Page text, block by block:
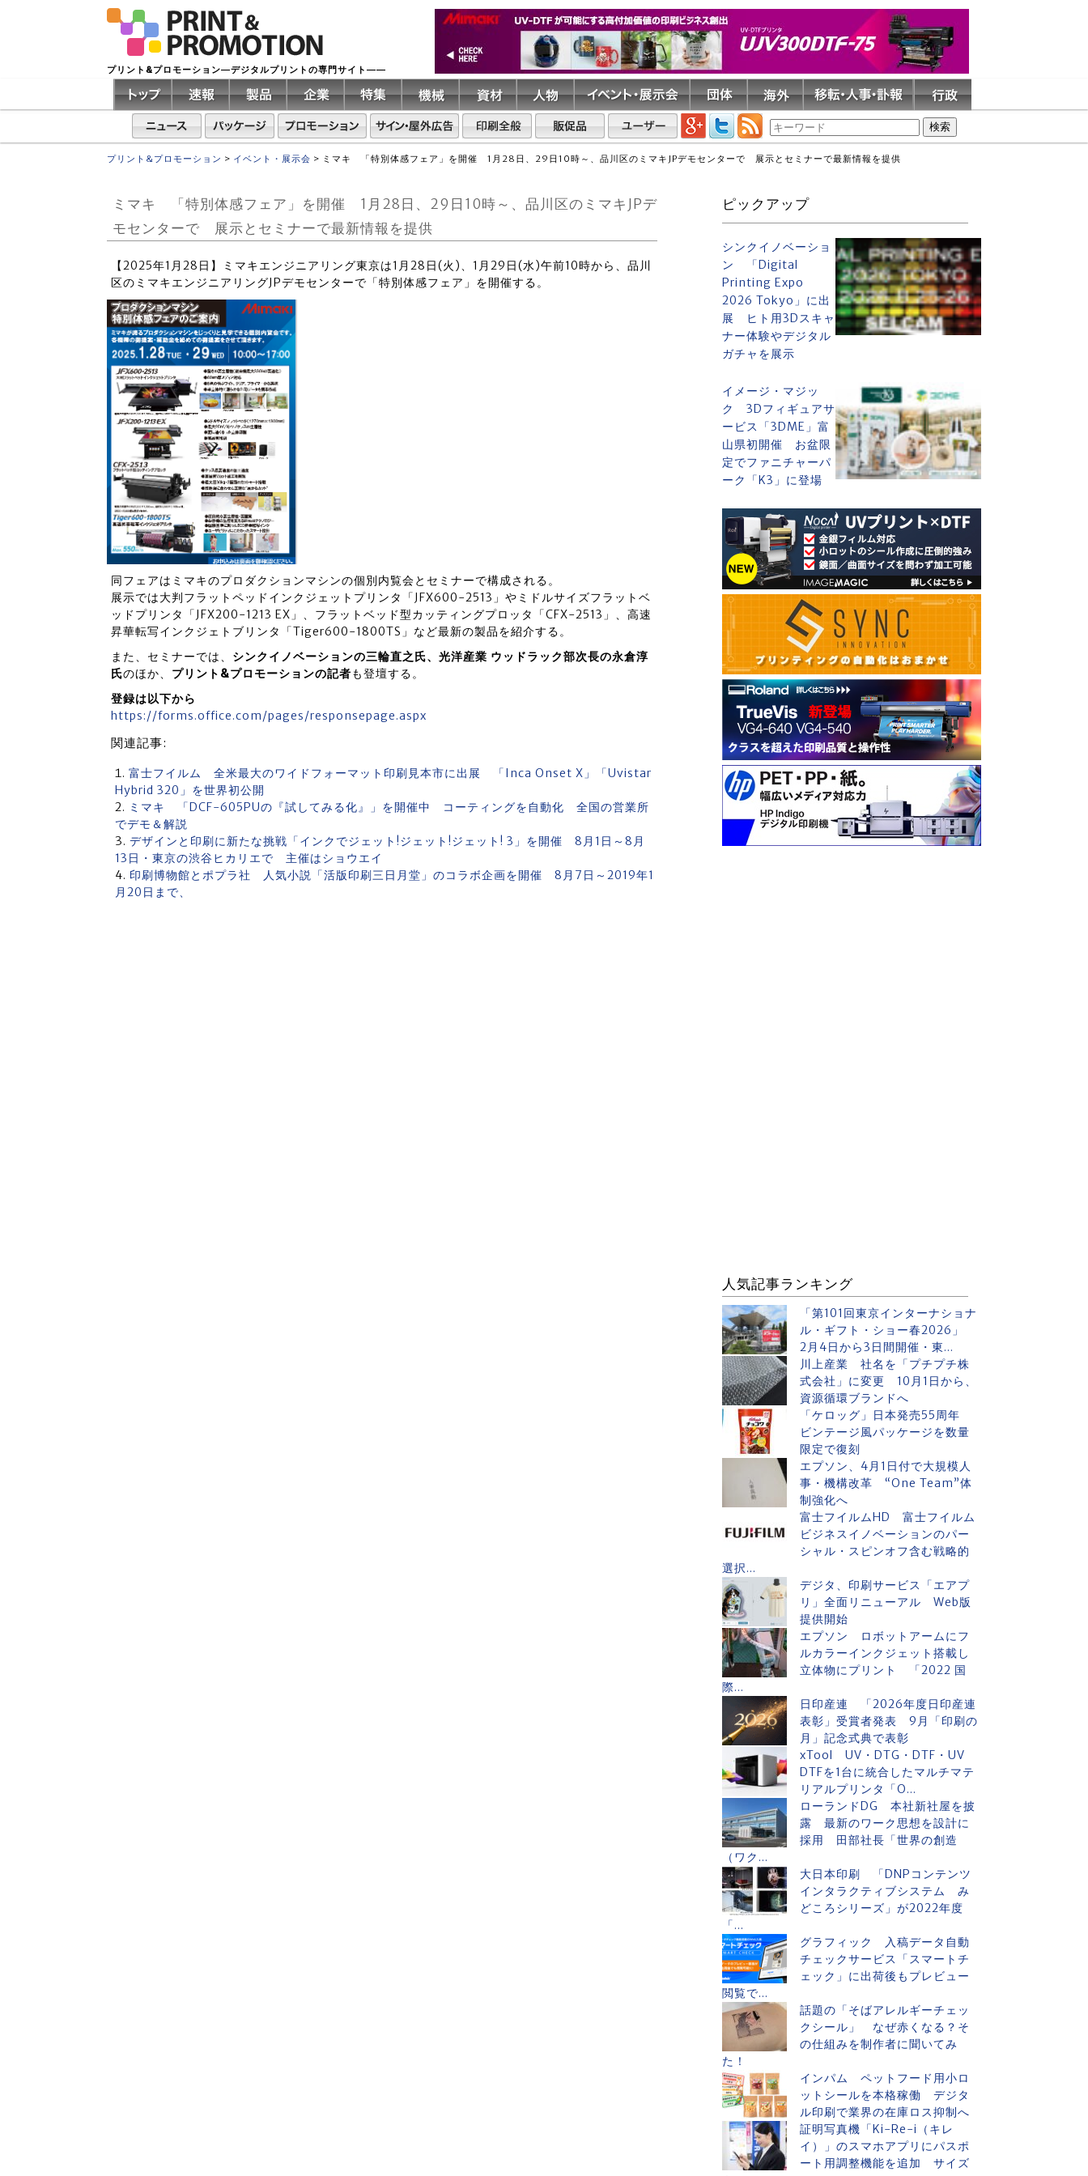
プリント&プロモーション―デジタルプリントの専門サイト――
プリント&プロモーション > イベント・展示会 > ミマキ 「特別体感フェア」を開催 1月28日、29日10時～、品川区のミマキJPデモセンターで 展示とセミナーで最新情報を提供
ミマキ 「特別体感フェア」を開催 1月28日、29日10時～、品川区のミマキJPデ
モセンターで 展示とセミナーで最新情報を提供
【2025年1月28日】ミマキエンジニアリング東京は1月28日(火)、1月29日(水)午前10時から、品川
区のミマキエンジニアリングJPデモセンターで「特別体感フェア」を開催する。
同フェアはミマキのプロダクションマシンの個別内覧会とセミナーで構成される。
展示では大判フラットペッドインクジェットプリンタ「JFX600-2513」やミドルサイズフラットベ
ッドプリンタ「JFX200-1213 EX」、フラットベッド型カッティングプロッタ「CFX-2513」、高速
昇華転写インクジェトブリンタ「Tiger600-1800TS」など最新の製品を紹介する。
また、セミナーでは、 シンクイノベーションの三輪直之氏、光洋産業 ウッドラック部次長の永倉淳
氏のほか、 プリント&プロモーションの記者も登壇する。
登録は以下から
https://forms.office.com/pages/responsepage.aspx
関連記事:
富士フイルム 全米最大のワイドフォーマット印刷見本市に出展 「Inca Onset X」「Uvistar
Hybrid 320」を世界初公開
ミマキ 「DCF-605PUの『試してみる化』」を開催中 コーティングを自動化 全国の営業所
でデモ＆解説
デザインと印刷に新たな挑戦「インクでジェット!ジェット!ジェット! 3」を開催 8月1日～8月
13日・東京の渋谷ヒカリエで 主催はショウエイ
印刷博物館とポプラ社 人気小説「活版印刷三日月堂」のコラボ企画を開催 8月7日～2019年1
月20日まで、
ピックアップ
シンクイノベーショ
ン 「Digital
Printing Expo
2026 Tokyo」に出
展 ヒト用3Dスキャ
ナー体験やデジタル
ガチャを展示
イメージ・マジッ
ク 3Dフィギュアサ
ービス「3DME」富
山県初開催 お盆限
定でファニチャーパ
ーク「K3」に登場
人気記事ランキング
「第101回東京インターナショナ
ル・ギフト・ショー春2026」
2月4日から3日間開催・東...
川上産業 社名を「プチプチ株
式会社」に変更 10月1日から、
資源循環ブランドへ
「ケロッグ」日本発売55周年
ビンテージ風パッケージを数量
限定で復刻
エプソン、4月1日付で大規模人
事・機構改革 “One Team”体
制強化へ
富士フイルムHD 富士フイルム
ビジネスイノベーションのパー
シャル・スピンオフ含む戦略的
選択...
デジタ、印刷サービス「エアプ
リ」全面リニューアル Web版
提供開始
エプソン ロボットアームにフ
ルカラーインクジェット搭載し
立体物にプリント 「2022 国
際...
日印産連 「2026年度日印産連
表彰」受賞者発表 9月「印刷の
月」記念式典で表彰
xTool UV・DTG・DTF・UV
DTFを1台に統合したマルチマテ
リアルプリンタ「O...
ローランドDG 本社新社屋を披
露 最新のワーク思想を設計に
採用 田部社長「世界の創造
（ワク...
大日本印刷 「DNPコンテンツ
インタラクティブシステム み
どころシリーズ」が2022年度
「...
グラフィック 入稿データ自動
チェックサービス「スマートチ
ェック」に出荷後もプレビュー
閲覧で...
話題の「そばアレルギーチェッ
クシール」 なぜ赤くなる？そ
の仕組みを制作者に聞いてみ
た！
インパム ペットフード用小ロ
ットシールを本格稼働 デジタ
ル印刷で業界の在庫ロス抑制へ
証明写真機「Ki-Re-i（キレ
イ）」のスマホアプリにパスポ
ート用調整機能を追加 サイズ